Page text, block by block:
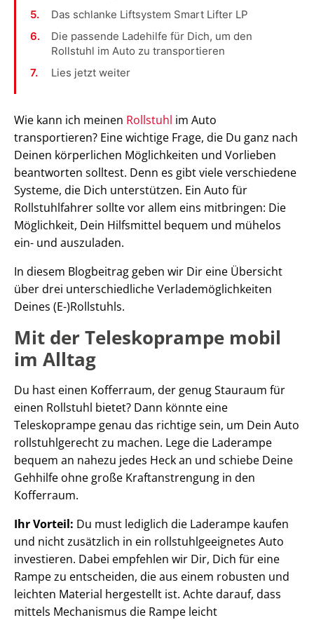
Das schlanke Liftsystem Smart Lifter LP
Die passende Ladehilfe für Dich, um den
Rollstuhl im Auto zu transportieren
Lies jetzt weiter
Wie kann ich meinen Rollstuhl im Auto
transportieren? Eine wichtige Frage, die Du ganz nach
Deinen körperlichen Möglichkeiten und Vorlieben
beantworten solltest. Denn es gibt viele verschiedene
Systeme, die Dich unterstützen. Ein Auto für
Rollstuhlfahrer sollte vor allem eins mitbringen: Die
Möglichkeit, Dein Hilfsmittel bequem und mühelos
ein- und auszuladen.
In diesem Blogbeitrag geben wir Dir eine Übersicht
über drei unterschiedliche Verlademöglichkeiten
Deines (E-)Rollstuhls.
Mit der Teleskoprampe mobil
im Alltag
Du hast einen Kofferraum, der genug Stauraum für
einen Rollstuhl bietet? Dann könnte eine
Teleskoprampe genau das richtige sein, um Dein Auto
rollstuhlgerecht zu machen. Lege die Laderampe
bequem an nahezu jedes Heck an und schiebe Deine
Gehhilfe ohne große Kraftanstrengung in den
Kofferraum.
Ihr Vorteil: Du must lediglich die Laderampe kaufen
und nicht zusätzlich in ein rollstuhlgeeignetes Auto
investieren. Dabei empfehlen wir Dir, Dich für eine
Rampe zu entscheiden, die aus einem robusten und
leichten Material hergestellt ist. Achte darauf, dass
mittels Mechanismus die Rampe leicht